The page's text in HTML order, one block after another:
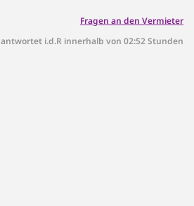
Fragen an den Vermieter
antwortet i.d.R innerhalb von 02:52 Stunden